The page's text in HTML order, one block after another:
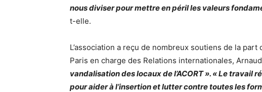
nous diviser pour mettre en péril les valeurs
t-elle.
L’association a reçu de nombreux soutiens de la part
Paris en charge des Relations internationales,
vandalisation des locaux de l’ACORT ». « Le
pour aider à l’insertion et lutter contre toutes les